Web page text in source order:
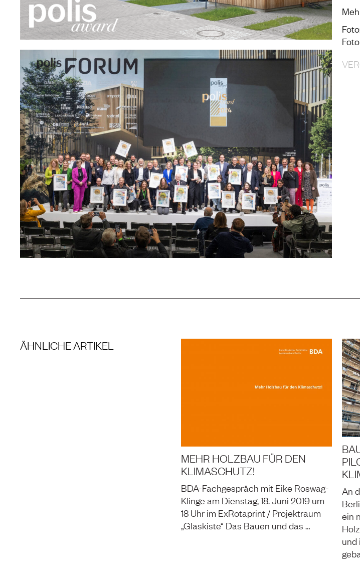
ÄHNLICHE ARTIKEL
MEHR HOLZBAU FÜR DEN
KLIMASCHUTZ!
BDA-Fachgespräch mit Eike Roswag-
Klinge am Dienstag, 18. Juni 2019 um
18 Uhr im ExRotaprint / Projektraum
„Glaskiste“ Das Bauen und das …
An
ein
und